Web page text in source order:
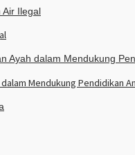
Mendukung Pendidikan